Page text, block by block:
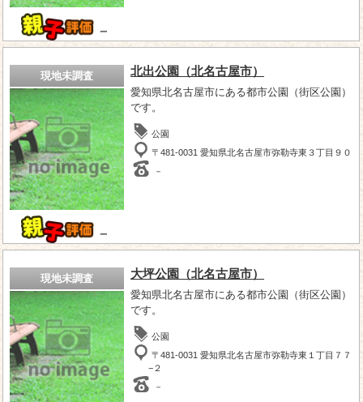
－
現地未調査
－
北出公園（北名古屋市）
愛知県北名古屋市にある都市公園（街区公園）
です。
公園
〒481-0031 愛知県北名古屋市弥勒寺東３丁目９０
－
現地未調査 大坪公園（北名古屋市）
愛知県北名古屋市にある都市公園（街区公園）
です。
公園
〒481-0031 愛知県北名古屋市弥勒寺東１丁目７７
−２
－